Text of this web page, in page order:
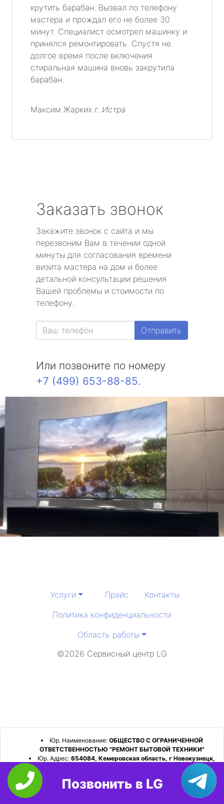
крутить барабан. Вызвал по телефону
мастера и прождал его не более 30
минут. Специалист осмотрел машинку и
принялся ремонтировать. Спустя не
долгое время после включения
стиральная машина вновь закрутила
барабан.
Максим Жарких г. Истра
Заказать звонок
Закажите звонок с сайта и мы
перезвоним Вам в течении одной
минуты для согласования времени
визита мастера на дом и более
детальной консультации решения
Вашей проблемы и стоимости по
телефону.
Отправить
Или позвоните по номеру
+7 (499) 653-88-85.
Услуги Прайс
Контакты
Политика конфиденциальности
Область работы
©2026 Сервисный центр LG
Юр. Наименование: ОБЩЕСТВО С ОГРАНИЧЕННОЙ
ОТВЕТСТВЕННОСТЬЮ "РЕМОНТ БЫТОВОЙ ТЕХНИКИ"
Юр. Адрес: 654084, Кемеровская область, г Новокузнецк,
р-н Орджоникидзевский, пр-кт Шахтеров, д. 31, кв. 2
4253052180 ОГРН: 1224200006128
Позвонить в LG